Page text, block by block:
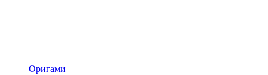
Оригами